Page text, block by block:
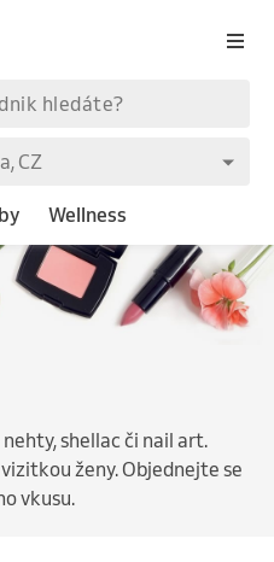
Wellness
shellac či nail art.
ženy. Objednejte se
vkusu.